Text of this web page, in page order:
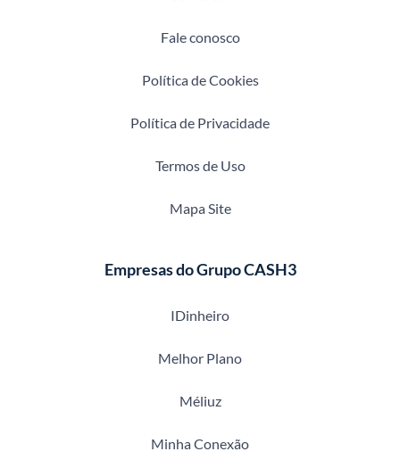
Fale conosco
Política de Cookies
Política de Privacidade
Termos de Uso
Mapa Site
Empresas do Grupo CASH3
IDinheiro
Melhor Plano
Méliuz
Minha Conexão